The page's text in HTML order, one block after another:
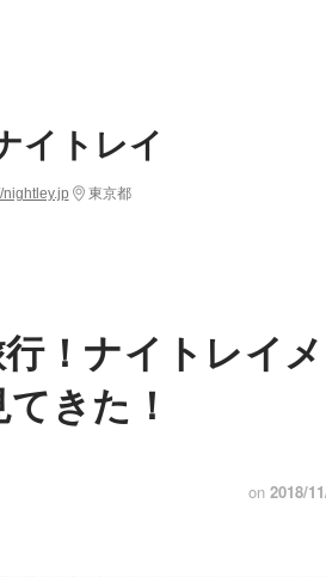
イトレイ
nightley.jp 東京都
！ナイトレイ
きた！
on 2018/